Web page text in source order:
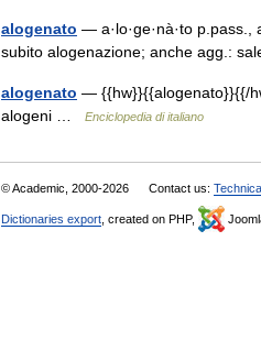
alogenato — a·lo·ge·nà·to
subito alogenazione; anche agg.:
alogenato — {{hw}}{{alogenato}}{{/
alogeni …
Enciclopedia di italiano
© Academic, 2000-2026 Contact us:
Dictionaries export , created on PHP,